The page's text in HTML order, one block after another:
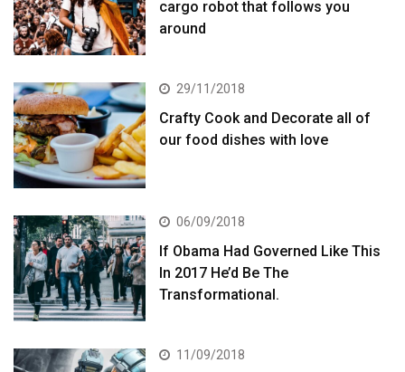
cargo robot that follows you
around
29/11/2018
Crafty Cook and Decorate all of
our food dishes with love
06/09/2018
If Obama Had Governed Like This
In 2017 He’d Be The
Transformational.
11/09/2018